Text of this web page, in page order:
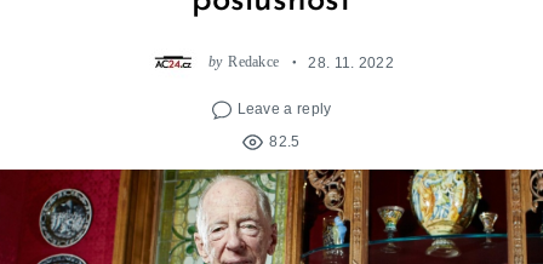
by Redakce 28. 11. 2022
Leave a reply
82.5